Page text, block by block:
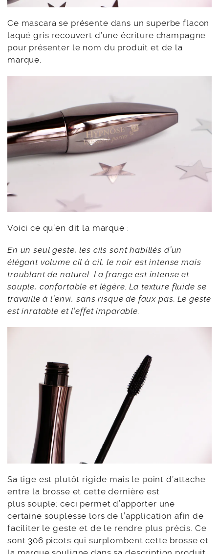
Ce mascara se présente dans un superbe flacon
laqué gris recouvert d’une écriture champagne
pour présenter le nom du produit et de la
marque.
Voici ce qu’en dit la marque :
En un seul geste, les cils sont habillés d’un
élégant volume cil à cil, le noir est intense mais
troublant de naturel. La frange est intense et
souple, confortable et légère. La texture fluide se
travaille à l’envi, sans risque de faux pas. Le geste
est inratable et l’effet imparable.
Sa tige est plutôt rigide mais le point d’attache
entre la brosse et cette dernière est
plus souple: ceci permet d’apporter une
certaine souplesse lors de l’application afin de
faciliter le geste et de le rendre plus précis. Ce
sont 306 picots qui surplombent cette brosse et